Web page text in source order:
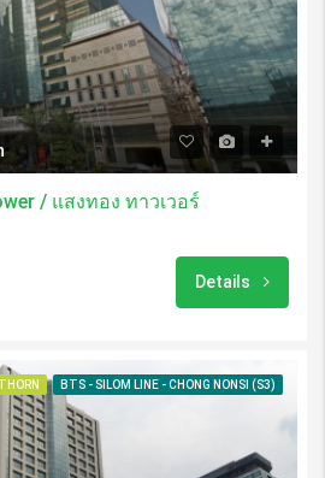
/ แสงทอง ทาวเวอร์
Details
BTS - SILOM LINE - CHONG NONSI (S3)